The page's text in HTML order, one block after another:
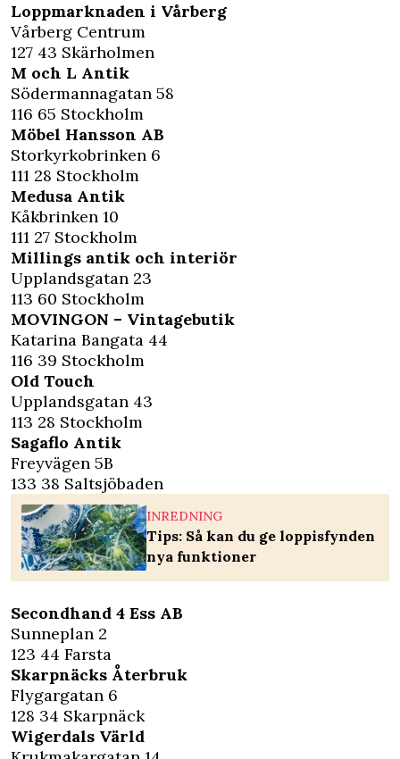
Loppmarknaden i Vårberg
Vårberg Centrum
127 43 Skärholmen
M och L Antik
Södermannagatan 58
116 65 Stockholm
Möbel Hansson AB
Storkyrkobrinken 6
111 28 Stockholm
Medusa Antik
Kåkbrinken 10
111 27 Stockholm
Millings antik och interiör
Upplandsgatan 23
113 60 Stockholm
MOVINGON – Vintagebutik
Katarina Bangata 44
116 39 Stockholm
Old Touch
Upplandsgatan 43
113 28 Stockholm
Sagaflo Antik
Freyvägen 5B
133 38 Saltsjöbaden
INREDNING
Tips: Så kan du ge loppisfynden
nya funktioner
Secondhand 4 Ess AB
Sunneplan 2
123 44 Farsta
Skarpnäcks Återbruk
Flygargatan 6
128 34 Skarpnäck
Wigerdals Värld